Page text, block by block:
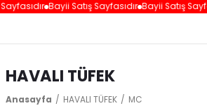
Bayii Satış Sayfasıdır Bayii Satış
HAVALI TÜFEK
Anasayfa HAVALI TÜFEK MC